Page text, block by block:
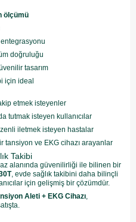
ölçümü
doğruluğu
tasarım
için ideal
etmek isteyenler
tutmak isteyen kullanıcılar
iletmek isteyen hastalar
tansiyon ve EKG cihazı arayanlar
Takibi
alanında güvenilirliği ile bilinen bir
, evde sağlık takibini daha bilinçli
için gelişmiş bir çözümdür.
Aleti + EKG Cihazı